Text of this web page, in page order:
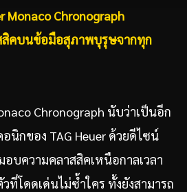
Monaco Chronograph
สิคบนข้อมือสุภาพบุรุษจากทุก
Chronograph นับว่าเป็นอีก
นิกของ TAG Heuer ด้วยดีไซน์
บความคลาสสิคเหนือกาลเวลา
ที่โดดเด่นไม่ซ้ำใคร ทั้งยังสามารถ